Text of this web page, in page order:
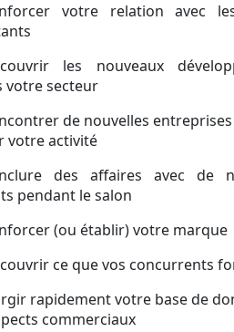
votre relation avec
les nouveaux
votre secteur
de nouvelles
votre activité
des affaires avec de
pendant le salon
(ou établir) votre marque
ce que vos concurrents
rapidement votre base de
commerciaux